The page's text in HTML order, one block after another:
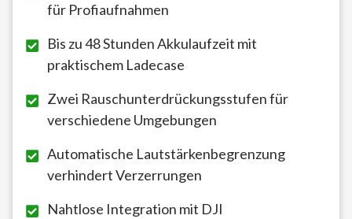
für Profiaufnahmen
Bis zu 48 Stunden Akkulaufzeit mit
praktischem Ladecase
Zwei Rauschunterdrückungsstufen für
verschiedene Umgebungen
Automatische Lautstärkenbegrenzung
verhindert Verzerrungen
Nahtlose Integration mit DJI